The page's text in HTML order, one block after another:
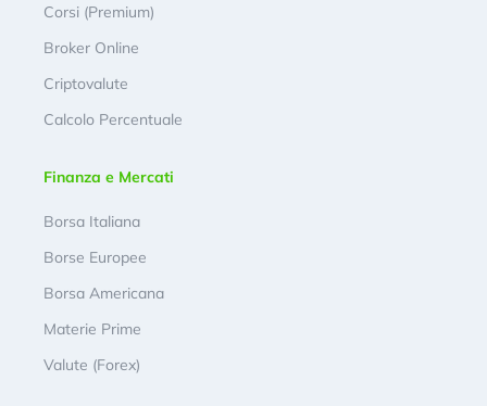
Corsi (Premium)
Broker Online
Criptovalute
Calcolo Percentuale
Finanza e Mercati
Borsa Italiana
Borse Europee
Borsa Americana
Materie Prime
Valute (Forex)